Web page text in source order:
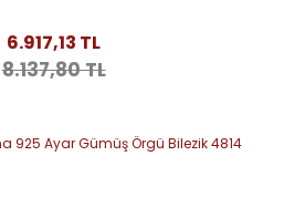
6.917,13 TL
8.137,80 TL